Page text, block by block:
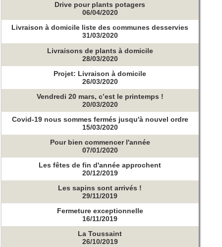
Drive pour plants potagers
06/04/2020
Livraison à domicile liste des communes desservies
31/03/2020
Livraisons de plants à domicile
28/03/2020
Projet: Livraison à domicile
26/03/2020
Vendredi 20 mars, c’est le printemps !
20/03/2020
Covid-19 nous sommes fermés jusqu'à nouvel ordre
15/03/2020
Pour bien commencer l'année
07/01/2020
Les fêtes de fin d'année approchent
20/12/2019
Les sapins sont arrivés !
29/11/2019
Fermeture exceptionnelle
16/11/2019
La Toussaint
26/10/2019